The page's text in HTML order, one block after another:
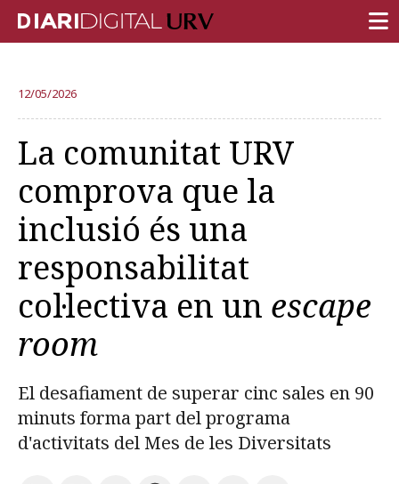
RECERCA
DOCÈNCIA
INSTITUCIÓ
VIDA AL CAMPUS
COMUNITAT URV
REPORTATGES
Prova la cerca avançada
12/05/2026
La comunitat URV
comprova que la
inclusió és una
responsabilitat
col·lectiva en un escape
room
El desafiament de superar cinc sales en 90
minuts forma part del programa
d'activitats del Mes de les Diversitats